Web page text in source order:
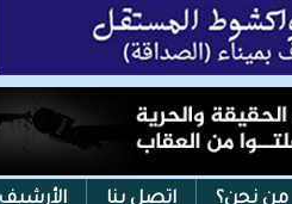
من نحن؟ اتصل بنا الأرشيف